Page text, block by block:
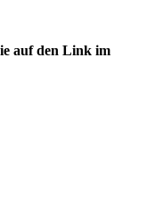
auf den Link im